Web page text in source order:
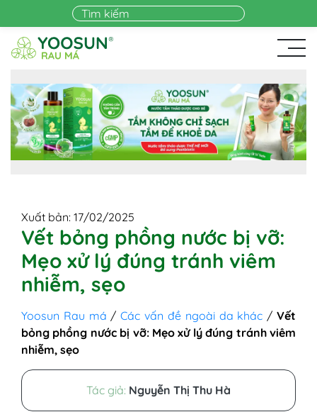
Skip to main content
Xuất bản: 17/02/2025
Vết bỏng phồng nước bị vỡ:
Mẹo xử lý đúng tránh viêm
nhiễm, sẹo
Yoosun Rau má /Các vấn đề ngoài da khác /Vết
bỏng phồng nước bị vỡ: Mẹo xử lý đúng tránh viêm
nhiễm, sẹo
Tác giả: Nguyễn Thị Thu Hà